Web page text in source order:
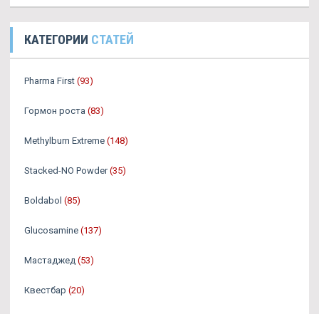
КАТЕГОРИИ СТАТЕЙ
Pharma First (93)
Гормон роста (83)
Methylburn Extreme (148)
Stacked-NO Powder (35)
Boldabol (85)
Glucosamine (137)
Мастаджед (53)
Квестбар (20)